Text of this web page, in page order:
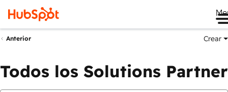
Anterior Crear
Todos los Solutions Partner